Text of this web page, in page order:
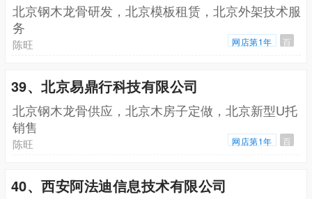
北京钢木龙骨研发，北京模板租赁，北京外架技术服
务
陈旺 网店第1年 百
39、北京易鼎行科技有限公司
北京钢木龙骨供应，北京木房子定做，北京新型U托
销售
陈旺 网店第1年 百
40、西安阿法迪信息技术有限公司